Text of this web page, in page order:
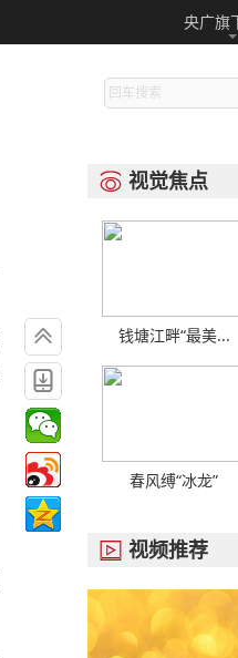
央广旗


 视觉焦点
钱塘江畔“最美...
春风缚“冰龙”
 视频推荐